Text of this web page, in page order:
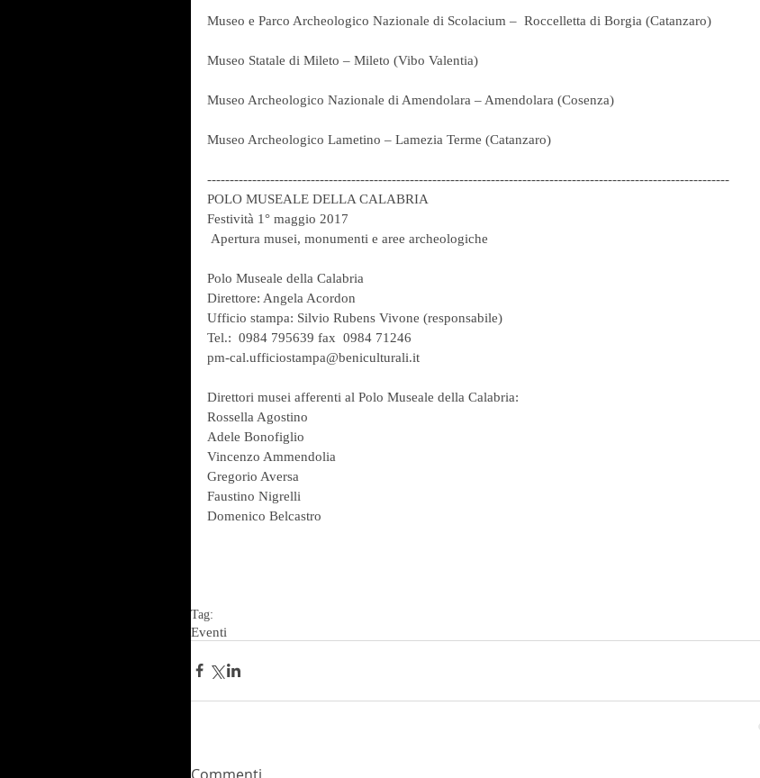
Museo e Parco Archeologico Nazionale di Scolacium –  Roccelletta di Borgia (Catanzaro)
Museo Statale di Mileto – Mileto (Vibo Valentia)
Museo Archeologico Nazionale di Amendolara – Amendolara (Cosenza)
Museo Archeologico Lametino – Lamezia Terme (Catanzaro)
--------------------------------------------------------------------------------------------------------------------
POLO MUSEALE DELLA CALABRIA
Festività 1° maggio 2017
Apertura musei, monumenti e aree archeologiche
Polo Museale della Calabria
Direttore: Angela Acordon
Ufficio stampa: Silvio Rubens Vivone (responsabile)
Tel.:  0984 795639 fax  0984 71246
pm-cal.ufficiostampa@beniculturali.it
Direttori musei afferenti al Polo Museale della Calabria:
Rossella Agostino
Adele Bonofiglio
Vincenzo Ammendolia
Gregorio Aversa
Faustino Nigrelli
Domenico Belcastro
Tag:
Eventi